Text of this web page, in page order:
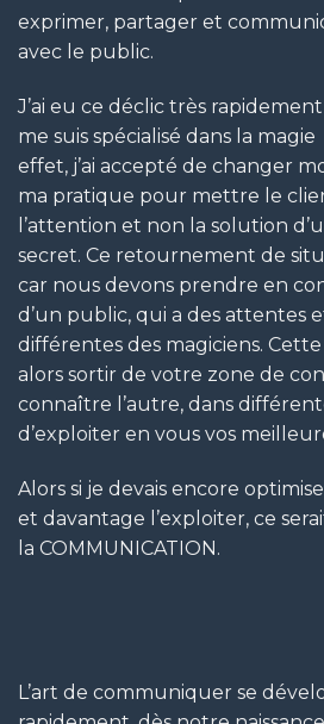
exprimer, partager et
avec le public.
J’ai eu ce déclic très
me suis spécialisé dans la
effet, j’ai accepté de changer
ma pratique pour mettre le
l’attention et non la solution
secret. Ce retournement de
car nous devons prendre en
d’un public, qui a des attentes
différentes des magiciens.
alors sortir de votre zone de
connaître l’autre, dans
d’exploiter en vous vos
Alors si je devais encore
et davantage l’exploiter, ce
la COMMUNICATION.
L’art de communiquer se